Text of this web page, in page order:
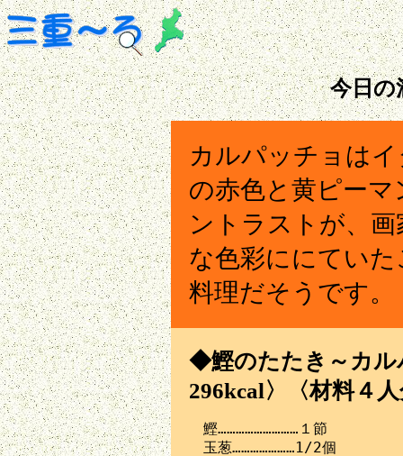
今日の
カルパッチョは
の赤色と黄ピー
ントラストが、
な色彩ににてい
料理だそうです。
◆鰹のたたき～カ
296kcal〉〈材料４
鰹………………………１節
玉葱…………………1/2個